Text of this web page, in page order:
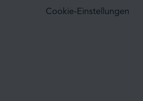
Cookie-Einstellungen